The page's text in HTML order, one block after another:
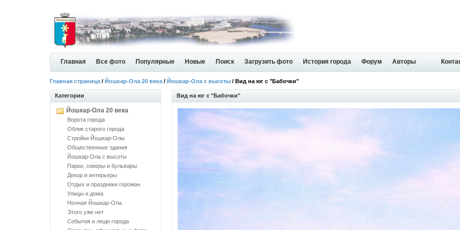
Главная Все фото Популярные Новые Поиск Загрузить фото История города Форум Авторы
Главная страница / Йошкар-Ола 20 века / Йошкар-Ола с высоты / Вид на юг с "Бабочки"
Категории
Йошкар-Ола 20 века
Ворота города
Облик старого города
Стройки Йошкар-Олы
Общественные здания
Йошкар-Ола с высоты
Парки, скверы и бульвары
Декор и интерьеры
Отдых и праздники горожан
Улицы и дома
Ночная Йошкар-Ола
Этого уже нет
События и люди города
Вид на юг с "Бабочки"